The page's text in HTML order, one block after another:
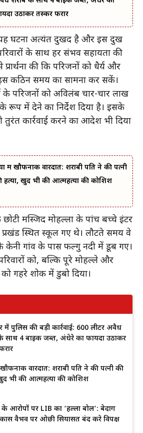
उठाकर तस्कर फरार
यह घटना अत्यंत दुखद है और इस दुख
के साथ हर संभव सहायता की
प्रार्थना की कि परिजनों को धैर्य और
कठिन समय का सामना कर सकें।
परिजनों को अविलंब चार-चार लाख
रूप में देने का निर्देश दिया है। इसके
तुरंत कार्रवाई करने का आदेश भी दिया
में खौफनाक वारदात: शराबी पति ने की पत्नी
हत्या, खुद भी की आत्महत्या की कोशिश
मस्जिद मोहल्ला के पांच बच्चे इंटर
स्थित स्कूल गए थे। लौटते समय वे
के केनी गांव के पास फल्गु नदी में डूब गए।
को, बल्कि पूरे मोहल्ले और
को गहरे शोक में डुबो दिया।
पुलिस की बड़ी कार्रवाई: 600 लीटर अवैध
साथ 4 बाइक जब्त, अंधेरे का फायदा उठाकर
वारदात: शराबी पति ने की पत्नी की
भी की आत्महत्या की कोशिश
आरोपों पर LIB का ‘हल्ला बोल’: बेदाग
वैभव पर ओछी सियासत बंद करे विपक्ष